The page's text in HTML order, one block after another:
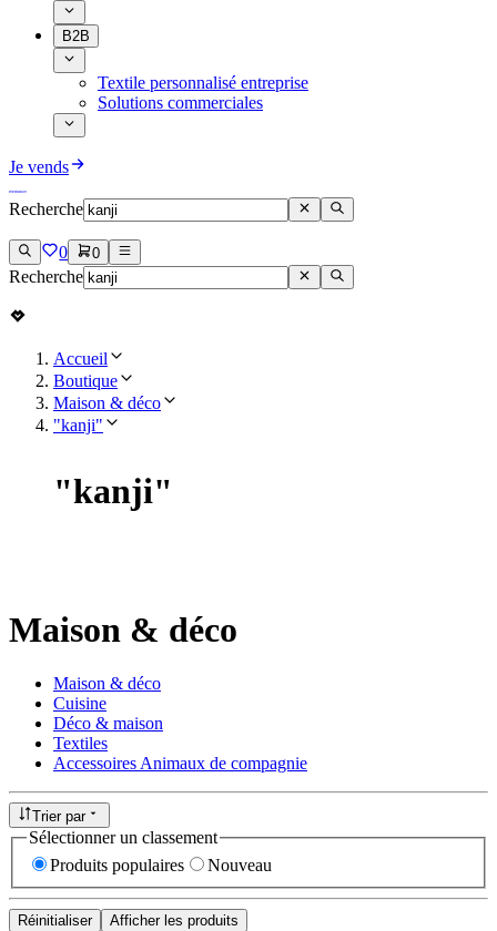
B2B
Textile personnalisé entreprise
Solutions commerciales
Je vends
Recherche
0 0
Recherche
Accueil
Boutique
Maison & déco
"kanji"
"kanji"
Maison & déco
Maison & déco
Cuisine
Déco & maison
Textiles
Accessoires Animaux de compagnie
Trier par
Sélectionner un classement
Produits populaires
Nouveau
Réinitialiser
Afficher les produits